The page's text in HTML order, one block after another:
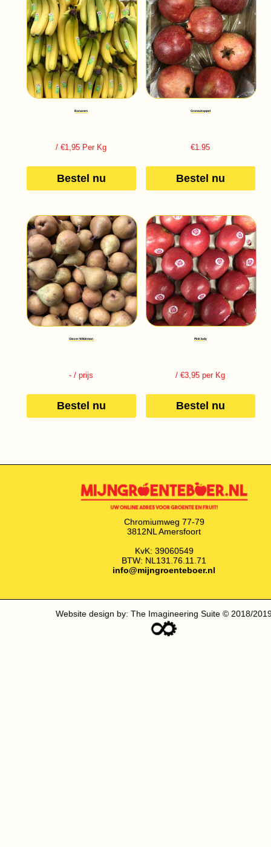
Bananen
/ €1,95 Per Kg
Bestel nu
Granaatappel
€1.95
Bestel nu
Giezer Wildeman
-/ prijs
Bestel nu
Pink lady
/ €3,95 per Kg
Bestel nu
Chromiumweg 77-79
3812NL Amersfoort
KvK: 39060549
BTW: NL131.76.11.71
info@mijngroenteboer.nl
Website design by: The Imagineering Suite © 2018/